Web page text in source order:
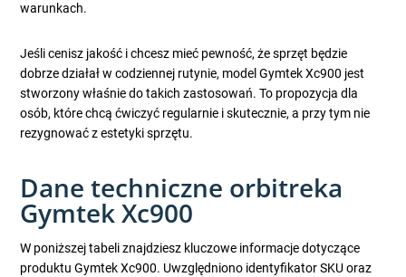
warunkach.
Jeśli cenisz jakość i chcesz mieć pewność, że sprzęt będzie
dobrze działał w codziennej rutynie, model Gymtek Xc900 jest
stworzony właśnie do takich zastosowań. To propozycja dla
osób, które chcą ćwiczyć regularnie i skutecznie, a przy tym nie
rezygnować z estetyki sprzętu.
Dane techniczne orbitreka
Gymtek Xc900
W poniższej tabeli znajdziesz kluczowe informacje dotyczące
produktu Gymtek Xc900. Uwzględniono identyfikator SKU oraz